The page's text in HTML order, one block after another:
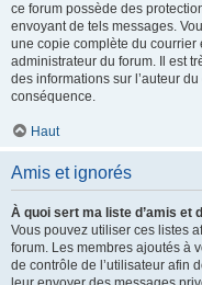
ce forum possède des
envoyant de tels messages.
une copie complète du
administrateur du forum. Il est
des informations sur l’auteur
conséquence.
Haut
Amis et ignorés
À quoi sert ma liste d’amis et
Vous pouvez utiliser ces listes
forum. Les membres ajoutés à
de contrôle de l’utilisateur afin